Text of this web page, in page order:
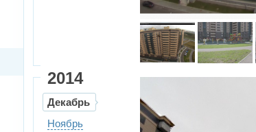
2014
Декабрь
Ноябрь